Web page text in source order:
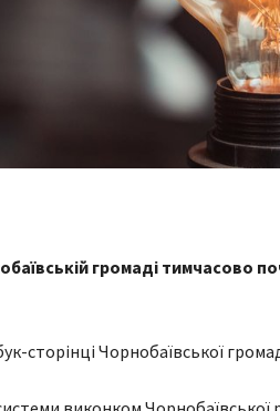
громаді тимчасово
сторінці Чорнобаївської